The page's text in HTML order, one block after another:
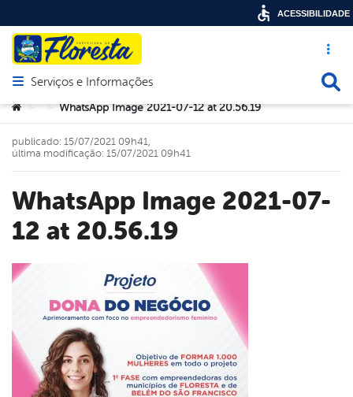
Acesso
Abrir menu principal de navegação
Serviços e Informações
Você está aqui:
> > WhatsApp Image 2021-07-12 at 20.56.19
WhatsApp Image 2021-07-
12 at 20.56.19
publicado: 15/07/2021 09h41,
última modificação: 15/07/2021 09h41
ACESSIBILIDADE